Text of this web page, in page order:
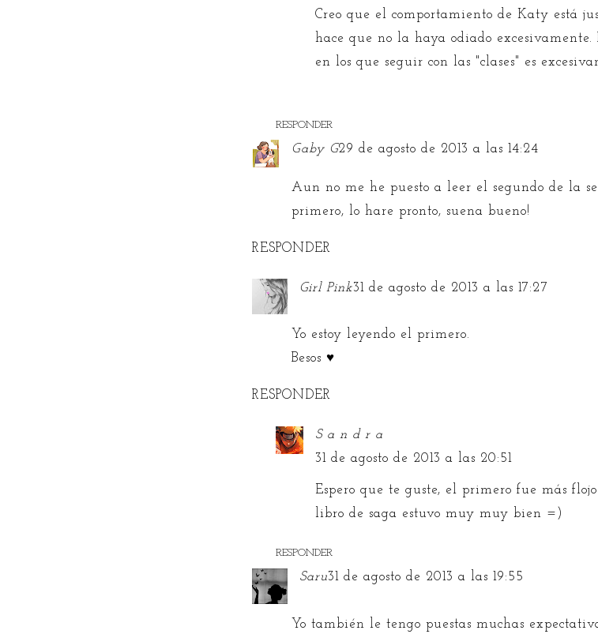
Creo que el comportamiento de Katy está
hace que no la haya odiado
en los que seguir con las "clases" es
RESPONDER
Gaby G29 de agosto de 2013 a las 14:24
Aun no me he puesto a leer el segundo de la
primero, lo hare pronto, suena bueno!
RESPONDER
Girl Pink31 de agosto de 2013 a las 17:27
Yo estoy leyendo el primero.
Besos ♥
RESPONDER
S a n d r a
31 de agosto de 2013 a las 20:51
Espero que te guste, el primero fue más
libro de saga estuvo muy muy bien =)
RESPONDER
Saru31 de agosto de 2013 a las 19:55
Yo también le tengo puestas muchas